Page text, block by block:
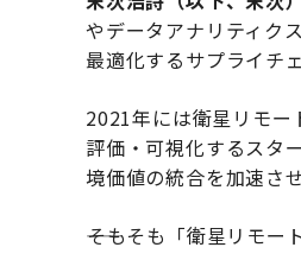
やデータアナリティク
最適化するサプライチ
2021年には衛星リモー
評価・可視化するスタ
境価値の統合を加速さ
――そもそも「衛星リモ